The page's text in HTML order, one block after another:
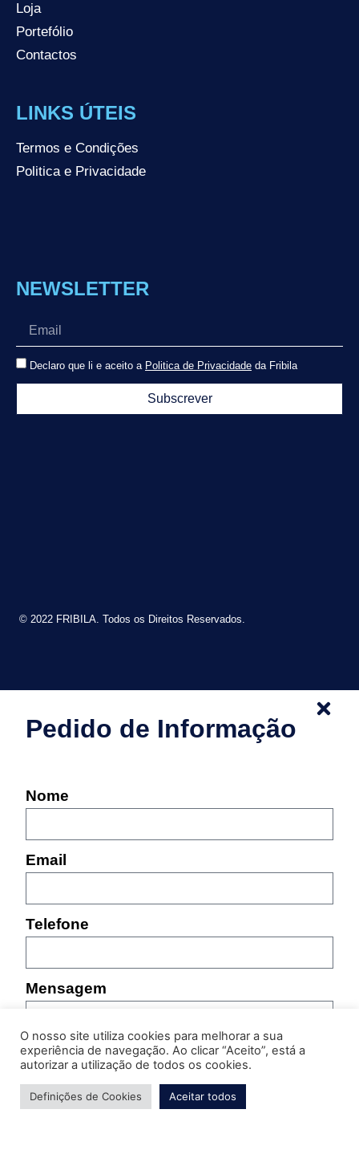
Loja
Portefólio
Contactos
LINKS ÚTEIS
Termos e Condições
Politica e Privacidade
NEWSLETTER
Declaro que li e aceito a Politica de Privacidade da Fribila
Subscrever
© 2022 FRIBILA. Todos os Direitos Reservados.
O nosso site utiliza cookies para melhorar a sua
experiência de navegação. Ao clicar “Aceito”, está a
autorizar a utilização de todos os cookies.
Definições de Cookies Aceitar todos
Pedido de Informação
Nome
Email
Telefone
Mensagem
Por favor, indique as características do produto sobre